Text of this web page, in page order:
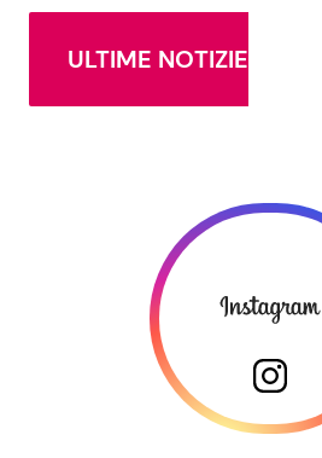
ULTIME NOTIZIE